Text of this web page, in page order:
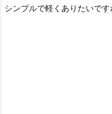
シンプルで軽くありたいです